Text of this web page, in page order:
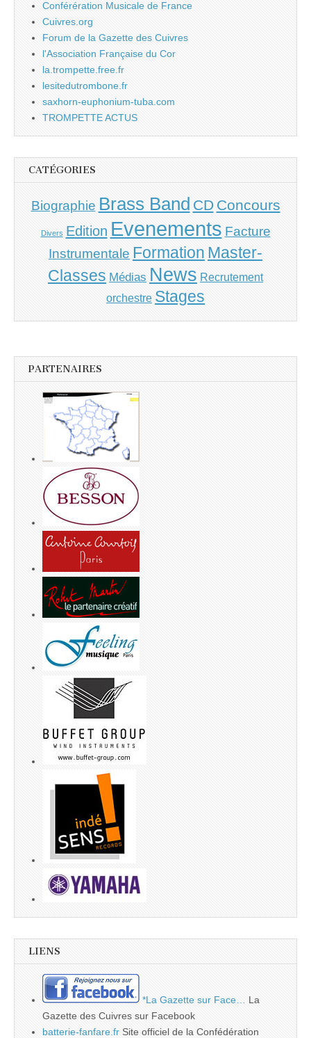
Conférération Musicale de France
Cuivres.org
Forum de la Gazette des Cuivres
l'Association Française du Cor
la.trompette.free.fr
lesitedutrombone.fr
saxhorn-euphonium-tuba.com
TROMPETTE ACTUS
CATÉGORIES
Biographie Brass Band CD Concours
Divers Edition Evenements Facture
Instrumentale Formation Master-
Classes Médias News Recrutement
orchestre Stages
PARTENAIRES
LIENS
*La Gazette sur Face…
La
Gazette des Cuivres sur Facebook
batterie-fanfare.fr Site officiel de la Confédération